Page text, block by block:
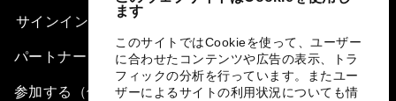
ます
このサイトではCookieを使って、ユーザー
に合わせたコンテンツや広告の表示、トラ
フィックの分析を行っています。またユー
ザーによるサイトの利用状況についても情
サインイン
パートナー（組織）について
参加する（個人、組織）